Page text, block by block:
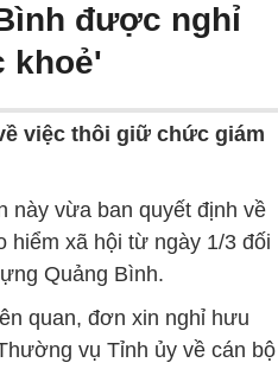
được nghỉ
khoẻ'
việc thôi giữ chức giám
này vừa ban quyết định về
xã hội từ ngày 1/3 đối
Quảng Bình.
quan, đơn xin nghỉ hưu
vụ Tỉnh ủy về cán bộ